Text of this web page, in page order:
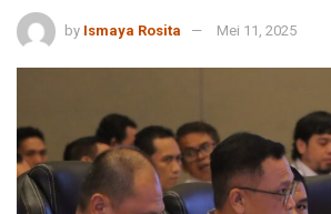
by Ismaya Rosita Mei 11, 2025